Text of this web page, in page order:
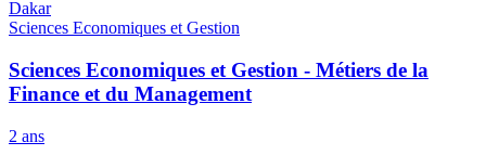
Dakar
Sciences Economiques et Gestion
Sciences Economiques et Gestion - Métiers de la
Finance et du Management
2 ans